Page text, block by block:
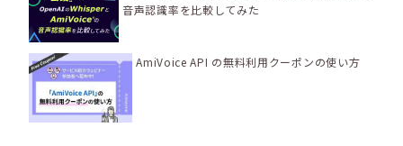
音声認識率を比較してみた
AmiVoice API の無料利用クーポンの使い方